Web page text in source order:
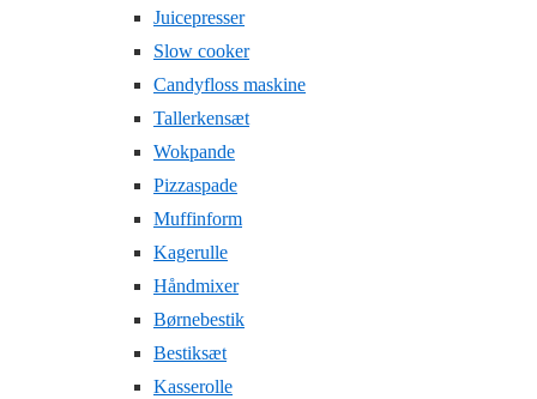
Juicepresser
Slow cooker
Candyfloss maskine
Tallerkensæt
Wokpande
Pizzaspade
Muffinform
Kagerulle
Håndmixer
Børnebestik
Bestiksæt
Kasserolle